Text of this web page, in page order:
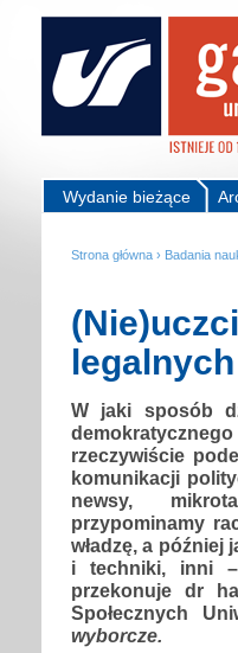
Wydanie bieżące
Strona główna › Badania
W jaki sposób
rzeczywiście
komunikacji
newsy,
przypominamy
władzę, a później
i techniki, inni
przekonuje dr
Społecznych
wyborcze.